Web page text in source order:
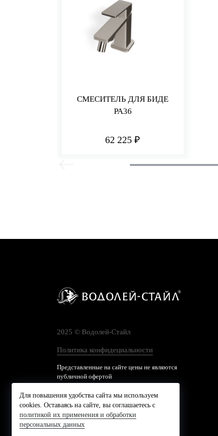
СМЕСИТЕЛЬ ДЛЯ БИДЕ
PA36
62 225 ₽
2025 © Водолей-Cтайл
Политика конфидециальности
Представленные на сайте цены не являются
публичной офертой
Для повышения удобства сайта мы используем
cookies. Оставаясь на сайте, вы соглашаетесь с
политикой их применения и обработки
персональных данных